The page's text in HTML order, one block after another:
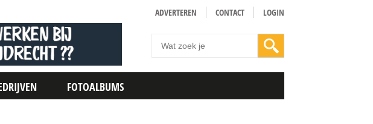
ADVERTEREN CONTACT LOGIN
FOTOALBUMS